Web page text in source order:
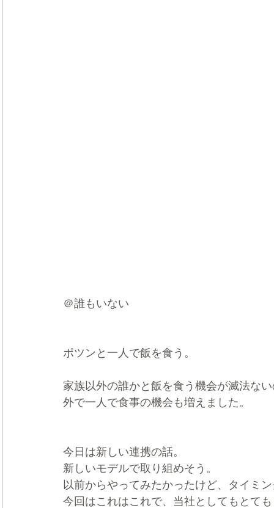
＠誰もいない
ポツンと一人で飯を食う。
家族以外の誰かと飯を食う機会が滅法な
外で一人で食事の機会も増えました。
今日は新しい連携の話。
新しいモデルで取り組めそう。
以前からやってみたかったけど、タイミ
今回はこれはこれで、当社としてもとて